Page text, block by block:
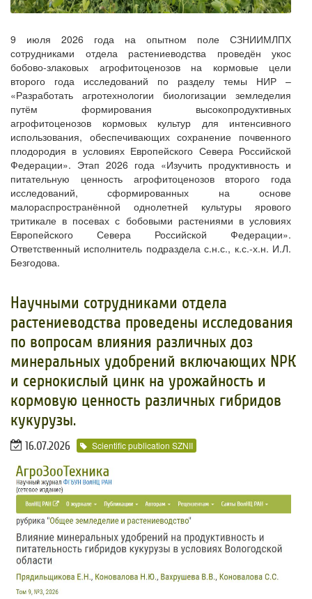
9 июля 2026 года на опытном поле СЗНИИМЛПХ
сотрудниками отдела растениеводства проведён укос
бобово-злаковых агрофитоценозов на кормовые цели
второго года исследований по разделу темы НИР –
«Разработать агротехнологии биологизации земледелия
путём формирования высокопродуктивных
агрофитоценозов кормовых культур для интенсивного
использования, обеспечивающих сохранение почвенного
плодородия в условиях Европейского Севера Российской
Федерации». Этап 2026 года «Изучить продуктивность и
питательную ценность агрофитоценозов второго года
исследований, сформированных на основе
малораспространённой однолетней культуры ярового
тритикале в посевах с бобовыми растениями в условиях
Европейского Севера Российской Федерации».
Ответственный исполнитель подраздела с.н.с., к.с.-х.н. И.Л.
Безгодова.
Научными сотрудниками отдела
растениеводства проведены исследования
по вопросам влияния различных доз
минеральных удобрений включающих NРК
и сернокислый цинк на урожайность и
кормовую ценность различных гибридов
кукурузы.
16.07.2026 Scientific publication SZNII